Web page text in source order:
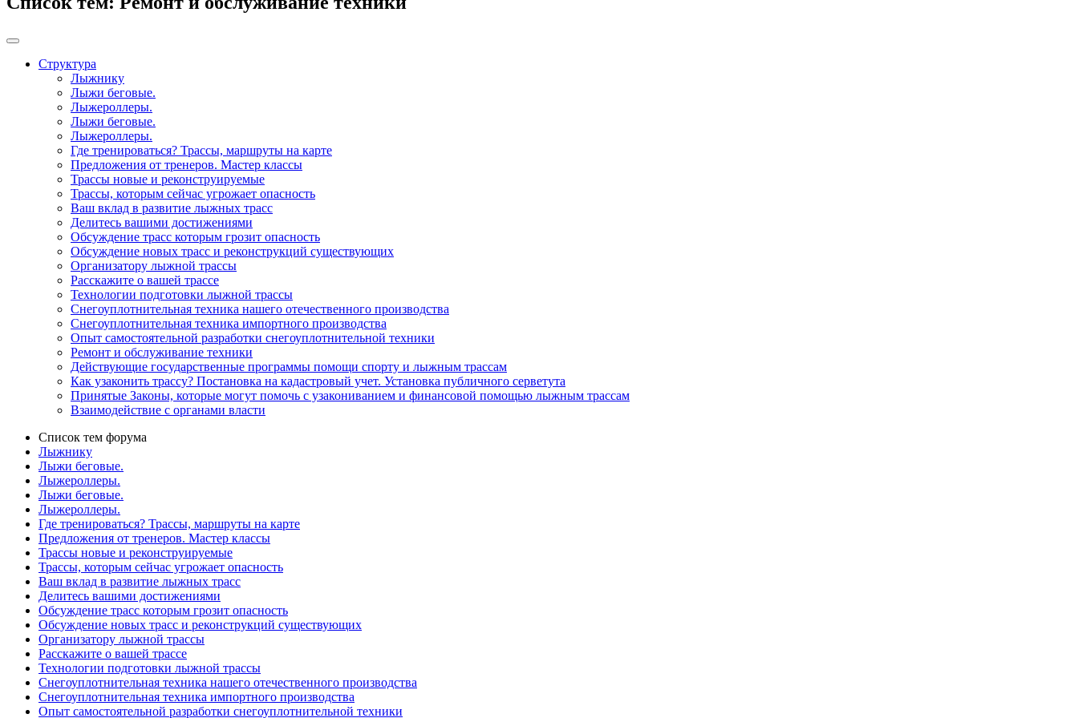
Структура
Лыжнику
Лыжи беговые.
Лыжероллеры.
Лыжи беговые.
Лыжероллеры.
Где тренироваться? Трассы, маршруты на карте
Предложения от тренеров. Мастер классы
Трассы новые и реконструируемые
Трассы, которым сейчас угрожает опасность
Ваш вклад в развитие лыжных трасс
Делитесь вашими достижениями
Обсуждение трасс которым грозит опасность
Обсуждение новых трасс и реконструкций существующих
Организатору лыжной трассы
Расскажите о вашей трассе
Технологии подготовки лыжной трассы
Снегоуплотнительная техника нашего отечественного производства
Снегоуплотнительная техника импортного производства
Опыт самостоятельной разработки снегоуплотнительной техники
Ремонт и обслуживание техники
Действующие государственные программы помощи спорту и лыжным трассам
Как узаконить трассу? Постановка на кадастровый учет. Установка публичного серветута
Принятые Законы, которые могут помочь с узакониванием и финансовой помощью лыжным трассам
Взаимодействие с органами власти
Список тем форума
Лыжнику
Лыжи беговые.
Лыжероллеры.
Лыжи беговые.
Лыжероллеры.
Где тренироваться? Трассы, маршруты на карте
Предложения от тренеров. Мастер классы
Трассы новые и реконструируемые
Трассы, которым сейчас угрожает опасность
Ваш вклад в развитие лыжных трасс
Делитесь вашими достижениями
Обсуждение трасс которым грозит опасность
Обсуждение новых трасс и реконструкций существующих
Организатору лыжной трассы
Расскажите о вашей трассе
Технологии подготовки лыжной трассы
Снегоуплотнительная техника нашего отечественного производства
Снегоуплотнительная техника импортного производства
Опыт самостоятельной разработки снегоуплотнительной техники